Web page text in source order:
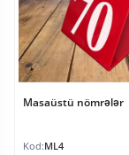
Masaüstü nömrələr
Kod:ML4